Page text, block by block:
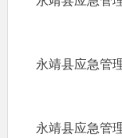
永靖县应急管